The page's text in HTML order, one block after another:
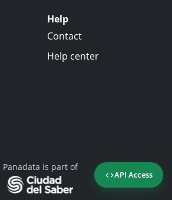
API Access
Help
Contact
Help center
Panadata is part of